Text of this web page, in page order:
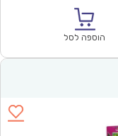
הוספה לסל